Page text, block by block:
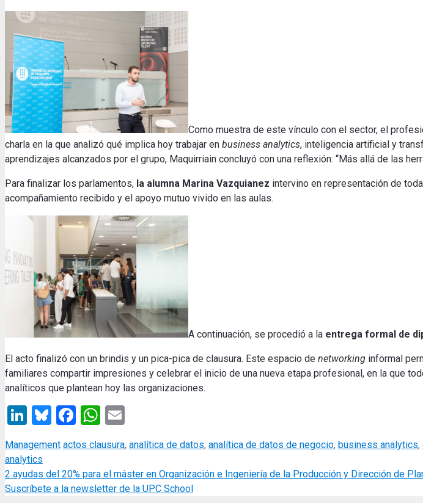
Como muestra de este vínculo con el sector, el
charla en la que analizó qué implica hoy trabajar en business analytics, inteligencia artificial y
aprendizajes alcanzados por el grupo, Maquirriain concluyó con una reflexión: “Más allá de las
Para finalizar los parlamentos, la alumna Marina Vazquianez intervino en representación de
acompañamiento recibido y el apoyo mutuo vivido en las aulas.
A continuación, se procedió a la entrega formal de
El acto finalizó con un brindis y un pica-pica de clausura. Este espacio de networking informal
familiares compartir impresiones y celebrar el inicio de una nueva etapa profesional, en la que
analíticos que plantean hoy las organizaciones.
LinkedIn
Bluesky
Facebook
WhatsApp
Categories
Management Tags
actos clausura, analítica de datos, analítica de datos de negocio, business analytics,
analytics
2 ayudas del 20% para el máster en Organización e Ingeniería de la Producción y Dirección de
Suscríbete a la newsletter de la UPC School